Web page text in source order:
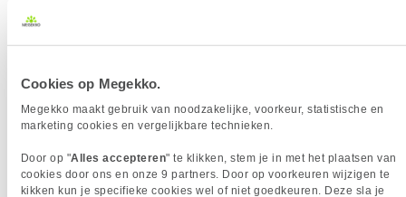
Cookies op Megekko.
Megekko maakt gebruik van noodzakelijke, voorkeur, statistische en
marketing cookies en vergelijkbare technieken.
Door op "Alles accepteren" te klikken, stem je in met het plaatsen van
cookies door ons en onze 9 partners. Door op voorkeuren wijzigen te
kikken kun je specifieke cookies wel of niet goedkeuren. Deze sla je
Eigenschap
Merk
Aantal Cartridges / Toners
1
Verkrijgbaar sinds
November 2017
Vendorcode
8517B002
Garantie
24 maanden
Kleur toner/inkt
Vendorcode
8517B002
Garantie
24 maanden